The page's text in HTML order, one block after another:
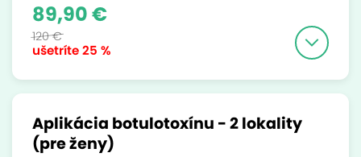
ušetríte25 %
89,90 €
120 €
Aplikácia botulotoxínu - 2 lokality
(pre ženy)